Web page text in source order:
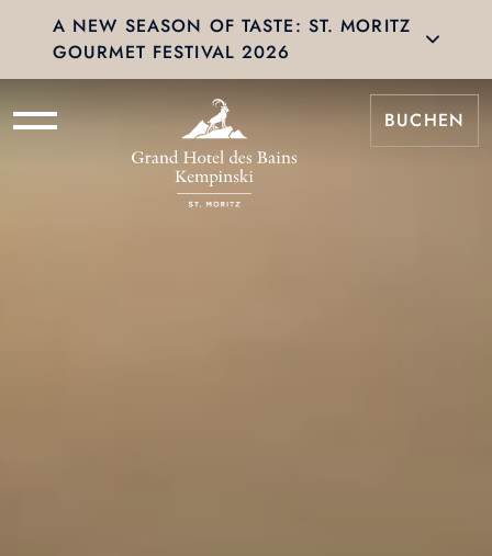
A NEW SEASON OF TASTE: ST. MORITZ
GOURMET FESTIVAL 2026
BUCHEN